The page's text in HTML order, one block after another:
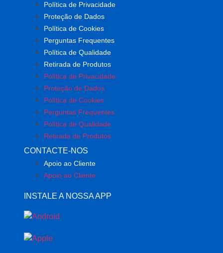
Política de Privacidade
Proteção de Dados
Política de Cookies
Perguntas Frequentes
Política de Qualidade
Retirada de Produtos
Política de Privacidade
Proteção de Dados
Política de Cookies
Perguntas Frequentes
Política de Qualidade
Retirada de Produtos
CONTACTE-NOS
Apoio ao Cliente
Apoio ao Cliente
INSTALE A NOSSA APP